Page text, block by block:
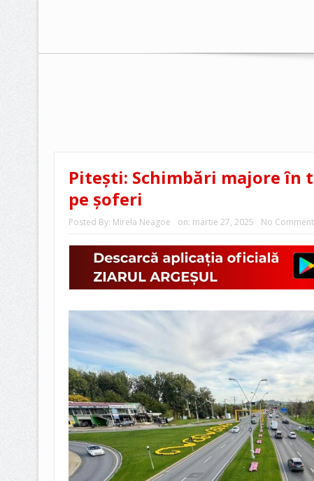
Pitești: Schimbări majore în
pe șoferi
Posted By: Mirela Neagoe on: martie 27, 2025 No